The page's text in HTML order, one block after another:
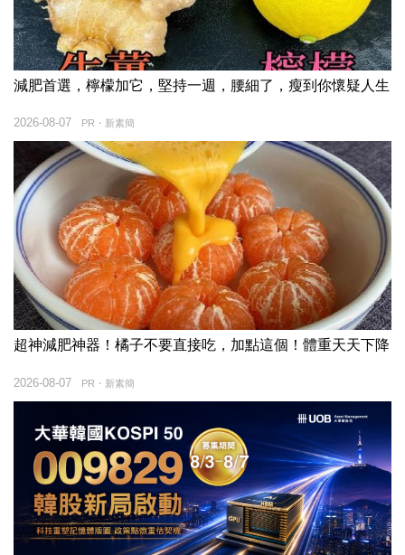
減肥首選，檸檬加它，堅持一週，腰細了，瘦到你懷疑人生
PR・新素簡
2026-08-07
超神減肥神器！橘子不要直接吃，加點這個！體重天天下降
PR・新素簡
2026-08-07